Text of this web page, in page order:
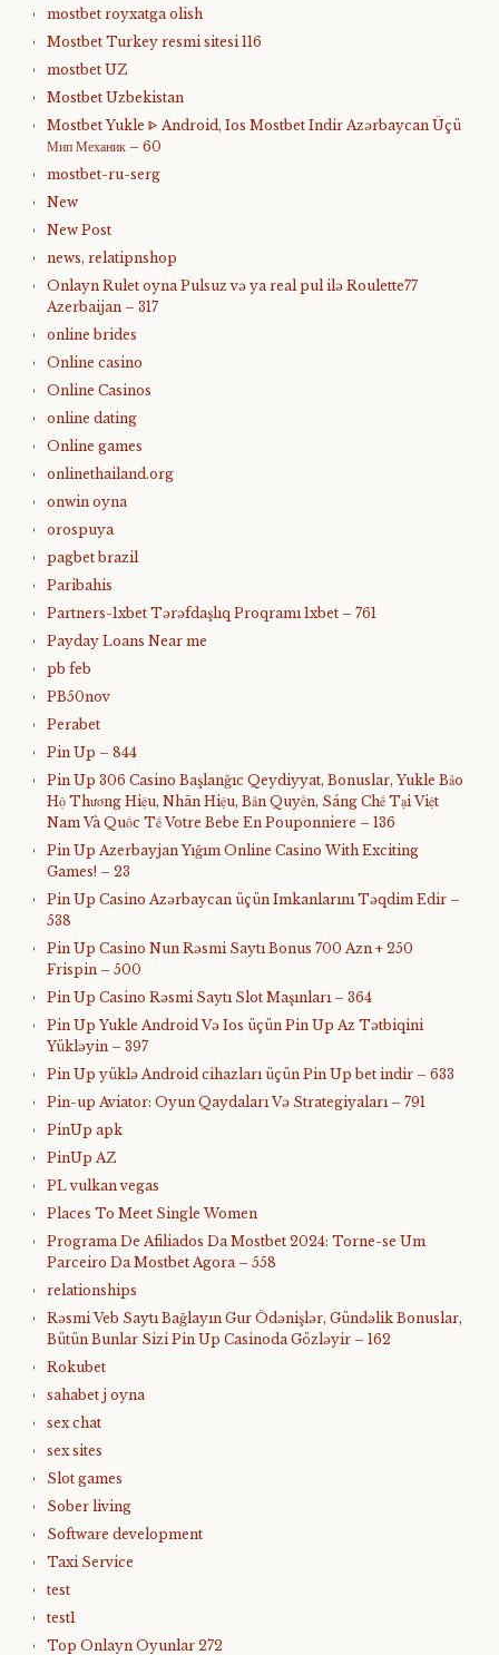
mostbet royxatga olish
Mostbet Turkey resmi sitesi 116
mostbet UZ
Mostbet Uzbekistan
Mostbet Yukle ᐈ Android, Ios Mostbet Indir Azərbaycan Üçü
Мип Механик – 60
mostbet-ru-serg
New
New Post
news, relatipnshop
Onlayn Rulet oyna Pulsuz və ya real pul ilə Roulette77
Azerbaijan – 317
online brides
Online casino
Online Casinos
online dating
Online games
onlinethailand.org
onwin oyna
orospuya
pagbet brazil
Paribahis
Partners-1xbet Tərəfdaşlıq Proqramı 1xbet – 761
Payday Loans Near me
pb feb
PB50nov
Perabet
Pin Up – 844
Pin Up 306 Casino Başlanğıc Qeydiyyat, Bonuslar, Yukle Bảo
Hộ Thương Hiệu, Nhãn Hiệu, Bản Quyền, Sáng Chế Tại Việt
Nam Và Quốc Tế Votre Bebe En Pouponniere – 136
Pin Up Azerbayjan Yığım Online Casino With Exciting
Games! – 23
Pin Up Casino Azərbaycan üçün Imkanlarını Təqdim Edir –
538
Pin Up Casino Nun Rəsmi Saytı Bonus 700 Azn + 250
Frispin – 500
Pin Up Casino Rəsmi Saytı Slot Maşınları – 364
Pin Up Yukle Android Və Ios üçün Pin Up Az Tətbiqini
Yükləyin – 397
Pin Up yüklə Android cihazları üçün Pin Up bet indir – 633
Pin-up Aviator: Oyun Qaydaları Və Strategiyaları – 791
PinUp apk
PinUp AZ
PL vulkan vegas
Places To Meet Single Women
Programa De Afiliados Da Mostbet 2024: Torne-se Um
Parceiro Da Mostbet Agora – 558
relationships
Rəsmi Veb Saytı Bağlayın️ Gur Ödənişlər, Gündəlik Bonuslar,
Bütün Bunlar Sizi Pin Up Casinoda Gözləyir – 162
Rokubet
sahabet j oyna
sex chat
sex sites
Slot games
Sober living
Software development
Taxi Service
test
test1
Top Onlayn Oyunlar 272